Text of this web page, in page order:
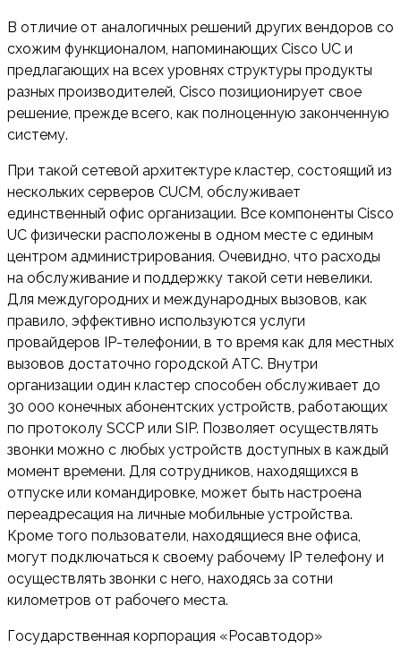
В отличие от аналогичных решений других вендоров со
схожим функционалом, напоминающих Cisco UC и
предлагающих на всех уровнях структуры продукты
разных производителей, Cisco позиционирует свое
решение, прежде всего, как полноценную законченную
систему.
При такой сетевой архитектуре кластер, состоящий из
нескольких серверов CUCM, обслуживает
единственный офис организации. Все компоненты Cisco
UC физически расположены в одном месте с единым
центром администрирования. Очевидно, что расходы
на обслуживание и поддержку такой сети невелики.
Для междугородних и международных вызовов, как
правило, эффективно используются услуги
провайдеров IP-телефонии, в то время как для местных
вызовов достаточно городской АТС. Внутри
организации один кластер способен обслуживает до
30 000 конечных абонентских устройств, работающих
по протоколу SCCP или SIP. Позволяет осуществлять
звонки можно с любых устройств доступных в каждый
момент времени. Для сотрудников, находящихся в
отпуске или командировке, может быть настроена
переадресация на личные мобильные устройства.
Кроме того пользователи, находящиеся вне офиса,
могут подключаться к своему рабочему IP телефону и
осуществлять звонки с него, находясь за сотни
километров от рабочего места.
Государственная корпорация «Росавтодор»